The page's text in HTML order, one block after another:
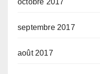
octobre 2017
septembre 2017
août 2017